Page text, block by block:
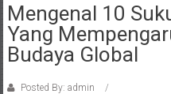
Mengenal 10
Yang
Budaya Global
Posted By: admin